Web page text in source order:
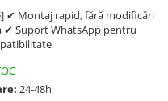
✔ Montaj rapid, fără modificări
✔ Suport WhatsApp pentru
24-48h